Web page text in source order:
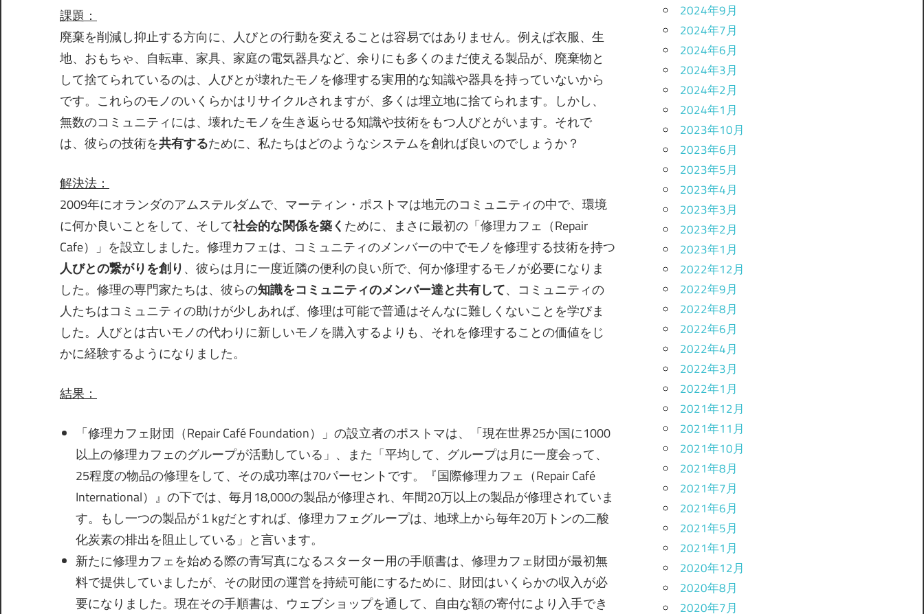
課題 ：
廃棄を削減し抑止する方向に、人びとの行動を変えることは容易ではありません。例えば衣服、生
地、おもちゃ、自転車、家具、家庭の電気器具など、余りにも多くのまだ使える製品が、廃棄物と
して捨てられているのは、人びとが壊れたモノを修理する実用的な知識や器具を持っていないから
です。これらのモノのいくらかはリサイクルされますが、多くは埋立地に捨てられます。しかし、
無数のコミュニティには、壊れたモノを生き返らせる知識や技術をもつ人びとがいます。それで
は、彼らの技術を共有するために、私たちはどのようなシステムを創れば良いのでしょうか？
解決法 ：
2009年にオランダのアムステルダムで、マーティン・ポストマは地元のコミュニティの中で、環境
に何か良いことをして、そして社会的な関係を築く ために、まさに最初の「修理カフェ（Repair
Cafe）」を設立しました。修理カフェは、コミュニティのメンバーの中でモノを修理する技術を持つ
人びとの繋がりを創り、彼らは月に一度近隣の便利の良い所で、何か修理するモノが必要になりま
した。修理の専門家たちは、彼らの知識をコミュニティのメンバー達と共有して、コミュニティの
人たちはコミュニティの助けが少しあれば、修理は可能で普通はそんなに難しくないことを学びま
した。人びとは古いモノの代わりに新しいモノを購入するよりも、それを修理することの価値をじ
かに経験するようになりました。
結果 ：
「修理カフェ財団（Repair Café Foundation）」の設立者のポストマは、「現在世界25か国に1000
以上の修理カフェのグループが活動している」、また「平均して、グループは月に一度会って、
25程度の物品の修理をして、その成功率は70パーセントです。『国際修理カフェ（Repair Café
International）』の下では、毎月18,000の製品が修理され、年間20万以上の製品が修理されていま
す。もし一つの製品が１kgだとすれば、修理カフェグループは、地球上から毎年20万トンの二酸
化炭素の排出を阻止している」と言います。
新たに修理カフェを始める際の青写真になるスターター用の手順書は、修理カフェ財団が最初無
料で提供していましたが、その財団の運営を持続可能にするために、財団はいくらかの収入が必
要になりました。現在その手順書は、ウェブショップを通して、自由な額の寄付により入手でき
2024年9月
2024年7月
2024年6月
2024年3月
2024年2月
2024年1月
2023年10月
2023年6月
2023年5月
2023年4月
2023年3月
2023年2月
2023年1月
2022年12月
2022年9月
2022年8月
2022年6月
2022年4月
2022年3月
2022年1月
2021年12月
2021年11月
2021年10月
2021年8月
2021年7月
2021年6月
2021年5月
2021年1月
2020年12月
2020年8月
2020年7月